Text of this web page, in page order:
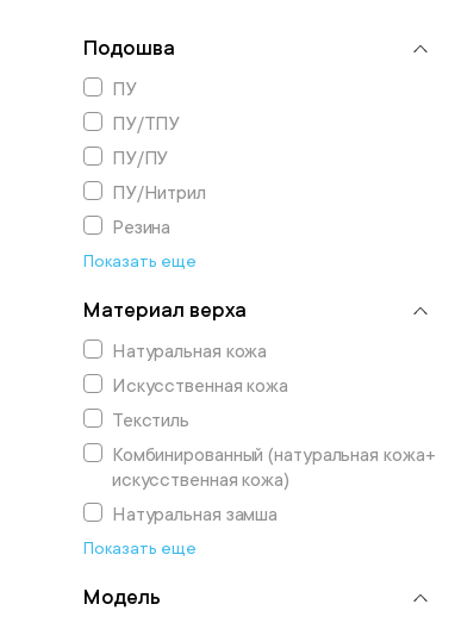
Подошва
ПУ
ПУ/ТПУ
ПУ/ПУ
ПУ/Нитрил
Резина
Показать еще
Материал верха
Натуральная кожа
Искусственная кожа
Текстиль
Комбинированный (натуральная кожа+
искусственная кожа)
Натуральная замша
Показать еще
Модель